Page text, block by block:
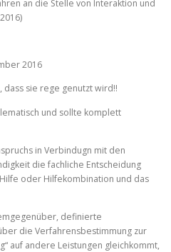
an die Stelle von Interaktion und
2016
dass sie rege genutzt wird!!
und sollte komplett
in Verbindugn mit den
die fachliche Entscheidung
oder Hilfekombination und das
definierte
die Verfahrensbestimmung zur
auf andere Leistungen gleichkommt,